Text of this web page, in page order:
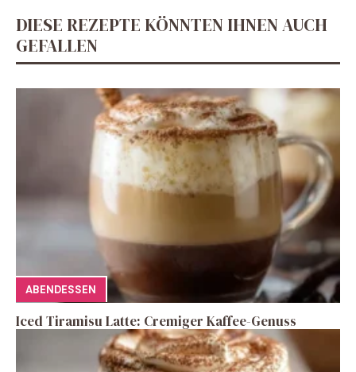
DIESE REZEPTE KÖNNTEN IHNEN AUCH
GEFALLEN
ABENDESSEN
Iced Tiramisu Latte: Cremiger Kaffee-Genuss